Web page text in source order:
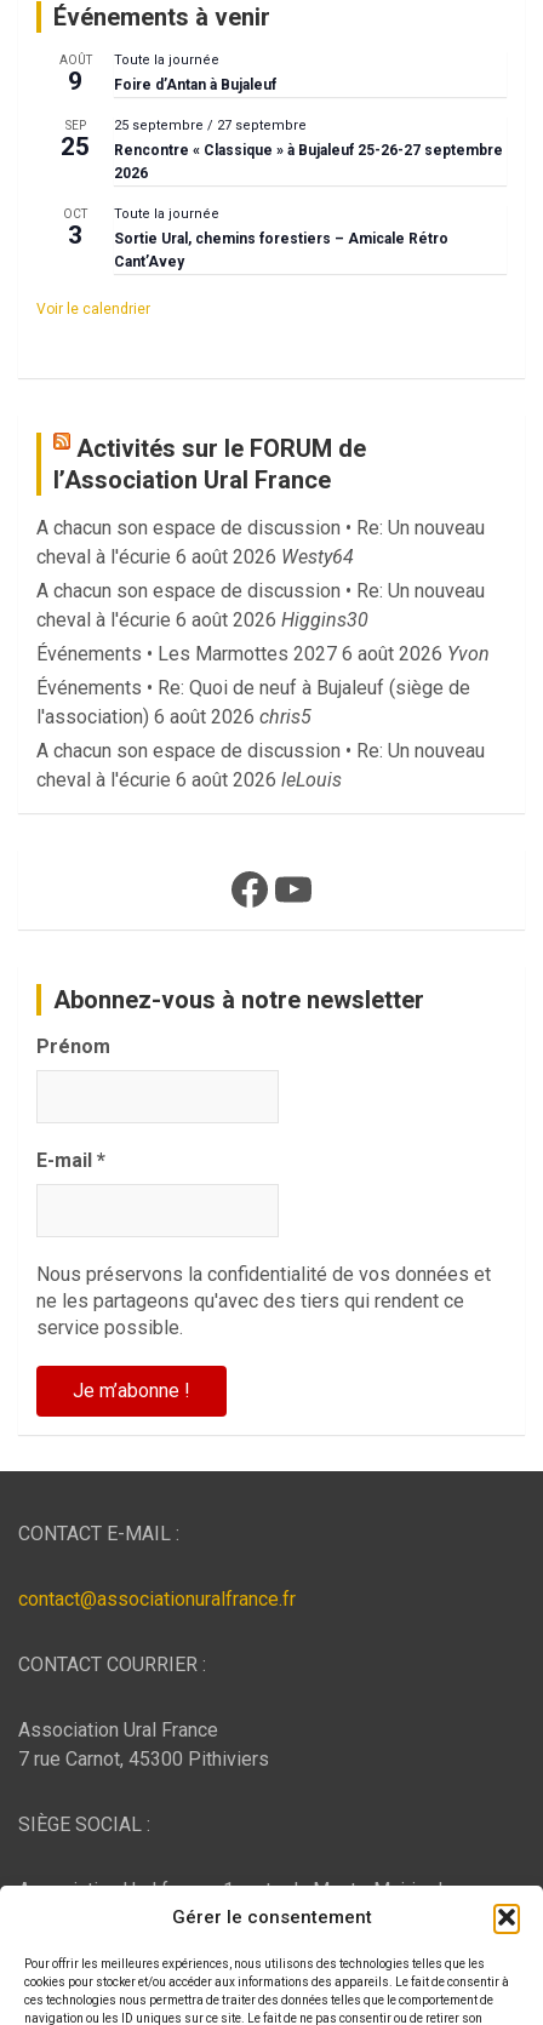
Gérer le consentement
Pour offrir les meilleures expériences, nous utilisons des technologies telles que les
cookies pour stocker et/ou accéder aux informations des appareils. Le fait de consentir à
ces technologies nous permettra de traiter des données telles que le comportement de
navigation ou les ID uniques sur ce site. Le fait de ne pas consentir ou de retirer son
Événements à venir
AOÛT
9
Toute la journée
Foire d’Antan à Bujaleuf
SEP
25
25 septembre / 27 septembre
Rencontre « Classique » à Bujaleuf 25-26-27 septembre
2026
OCT
3
Toute la journée
Sortie Ural, chemins forestiers – Amicale Rétro
Cant’Avey
Voir le calendrier
Activités sur le FORUM de
l’Association Ural France
A chacun son espace de discussion • Re: Un nouveau
cheval à l'écurie 6 août 2026 Westy64
A chacun son espace de discussion • Re: Un nouveau
cheval à l'écurie 6 août 2026 Higgins30
Événements • Les Marmottes 2027 6 août 2026 Yvon
Événements • Re: Quoi de neuf à Bujaleuf (siège de
l'association) 6 août 2026 chris5
A chacun son espace de discussion • Re: Un nouveau
cheval à l'écurie 6 août 2026 leLouis
Facebook
YouTube
Abonnez-vous à notre newsletter
Prénom
E-mail *
Nous préservons la confidentialité de vos données et
ne les partageons qu'avec des tiers qui rendent ce
service possible.
CONTACT E-MAIL :
contact@associationuralfrance.fr
CONTACT COURRIER :
Association Ural France
7 rue Carnot, 45300 Pithiviers
SIÈGE SOCIAL :
Association Ural france, 1 route du Mont - Mairie de
Bujaleuf, 87460 Bujaleuf
HÉBERGEMENT :